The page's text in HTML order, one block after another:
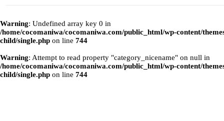
Warning: Undefined array key 0 in
/home/cocomaniwa/cocomaniwa.com/public_html/wp-content/
child/single.php on line 744
Warning: Attempt to read property "category_nicename" on null in
/home/cocomaniwa/cocomaniwa.com/public_html/wp-content/
child/single.php on line 744